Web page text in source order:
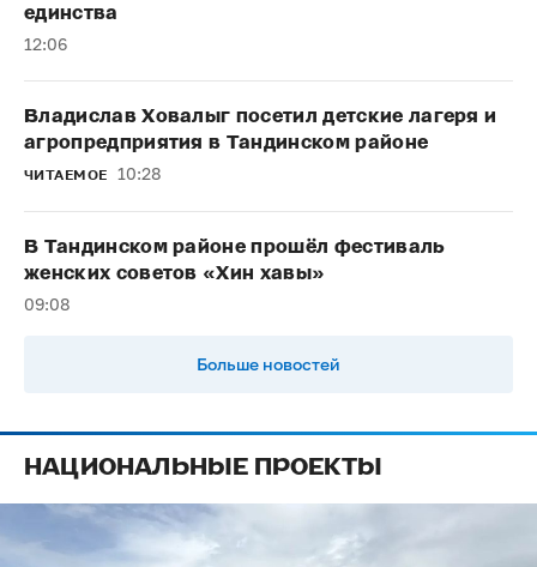
единства
12:06
Владислав Ховалыг посетил детские лагеря и
агропредприятия в Тандинском районе
ЧИТАЕМОЕ 10:28
В Тандинском районе прошёл фестиваль
женских советов «Хин хавы»
09:08
Больше новостей
НАЦИОНАЛЬНЫЕ ПРОЕКТЫ